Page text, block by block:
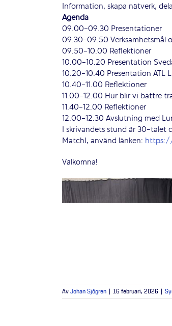
Information, skapa nätverk,
Agenda
09.00-09.30 Presentationer
09.30-09.50 Verksamhetsmål
09.50-10.00 Reflektioner
10.00-10.20 Presentation
10.20-10.40 Presentation ATL
10.40-11.00 Reflektioner
11.00-12.00 Hur blir vi bättre
11.40-12.00 Reflektioner
12.00-12.30 Avslutning med
I skrivandets stund är 30-talet
MatchI, använd länken: https://
Välkomna!
Av Johan Sjögren 16 februari, 2026